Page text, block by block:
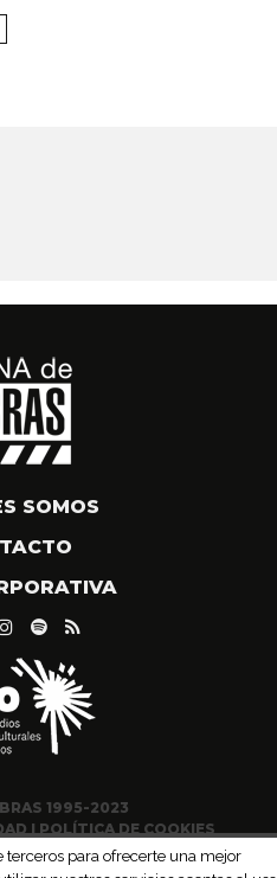
SOMOS
1995-2023
|POLÍTICA DE COOKIES
terceros para ofrecerte una mejor